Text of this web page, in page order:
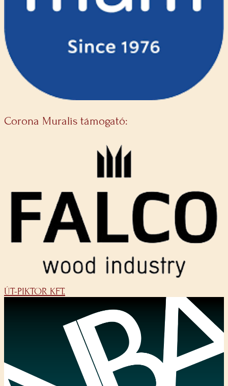
Corona Muralis támogató:
ÚT-PIKTOR KFT.